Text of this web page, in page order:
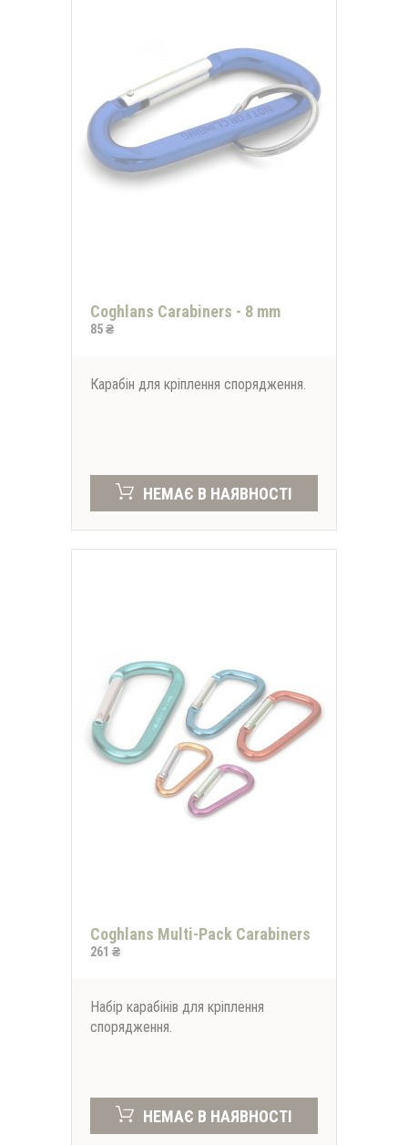
Coghlans Carabiners - 8 mm
85 ₴
Карабін для кріплення спорядження.
НЕМАЄ В НАЯВНОСТІ
Coghlans Multi-Pack Carabiners
261 ₴
Набір карабінів для кріплення
спорядження.
НЕМАЄ В НАЯВНОСТІ